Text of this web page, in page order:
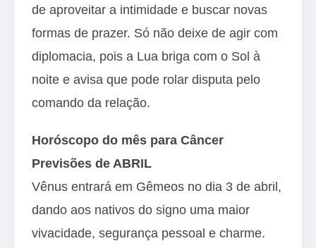
de aproveitar a intimidade e buscar novas
formas de prazer. Só não deixe de agir com
diplomacia, pois a Lua briga com o Sol à
noite e avisa que pode rolar disputa pelo
comando da relação.
Horóscopo do mês para Câncer
Previsões de ABRIL
Vênus entrará em Gêmeos no dia 3 de abril,
dando aos nativos do signo uma maior
vivacidade, segurança pessoal e charme.